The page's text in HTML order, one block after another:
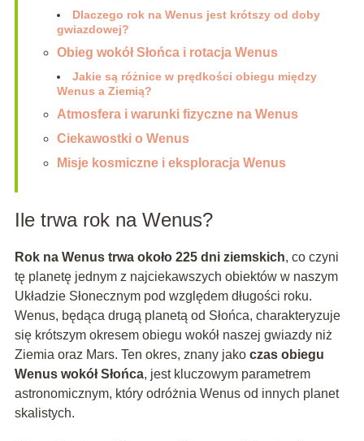
Dlaczego rok na Wenus jest krótszy od doby
gwiazdowej?
Obieg wokół Słońca i rotacja Wenus
Jakie są różnice w prędkości obiegu między
Wenus a Ziemią?
Atmosfera i warunki fizyczne na Wenus
Ciekawostki o Wenus
Misje kosmiczne i eksploracja Wenus
Ile trwa rok na Wenus?
Rok na Wenus trwa około 225 dni ziemskich, co czyni
tę planetę jednym z najciekawszych obiektów w naszym
Układzie Słonecznym pod względem długości roku.
Wenus, będąca drugą planetą od Słońca, charakteryzuje
się krótszym okresem obiegu wokół naszej gwiazdy niż
Ziemia oraz Mars. Ten okres, znany jako czas obiegu
Wenus wokół Słońca, jest kluczowym parametrem
astronomicznym, który odróżnia Wenus od innych planet
skalistych.